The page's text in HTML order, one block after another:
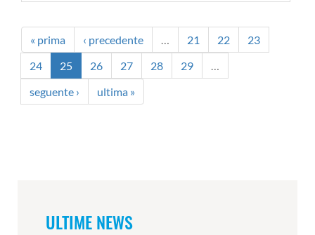
« prima ‹ precedente 21 22
23
24
25 26 27 28 29
seguente ›
ultima »
ULTIME NEWS